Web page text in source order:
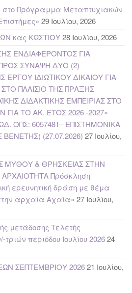
στο Πρόγραμμα Μεταπτυχιακών
29 Ιουλίου, 2026
κας ΚΩΣΤΙΟΥ28 Ιουλίου, 2026
ΕΝΔΙΑΦΕΡΟΝΤΟΣ ΓΙΑ
ΣΥΝΑΨΗ ΔΥΟ (2)
ΙΔΙΩΤΙΚΟΥ ΔΙΚΑΙΟΥ ΓΙΑ
ΠΛΑΙΣΙΟ ΤΗΣ ΠΡΑΞΗΣ
ΔΙΔΑΚΤΙΚΗΣ ΕΜΠΕΙΡΙΑΣ ΣΤΟ
ΤΟ ΑΚ. ΕΤΟΣ 2026 -2027»
ΟΠΣ: 6057481– ΕΠΙΣΤΗΜΟΝΙΚΑ
(27.07.2026) 27 Ιουλίου,
ΜΥΘΟΥ & ΘΡΗΣΚΕΙΑΣ ΣΤΗΝ
Πρόσκληση
ερευνητική δράση με θέμα
αρχαία Αχαΐα» 27 Ιουλίου,
μετάδοσης Τελετής
περιόδου Ιουλίου 202624
ΣΕΠΤΕΜΒΡΙΟΥ 202621 Ιουλίου,